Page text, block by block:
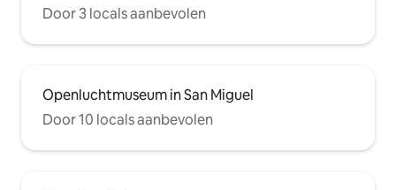
Door 3 locals aanbevolen
Openluchtmuseum in San Miguel
Door 10 locals aanbevolen